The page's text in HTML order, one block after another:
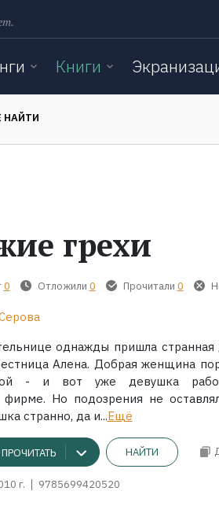
Книги
НАЙТИ
грехи
0 Отложили 0 Прочитали 0
однажды пришла странная
Алена. Добрая женщина
- и вот уже девушка
Но подозрения не
странно, да и...Ещё
НАЙТИ
г. 9785699420520